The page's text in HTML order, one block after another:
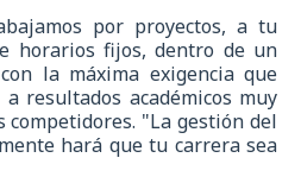
por proyectos, a tu
horarios fijos, dentro de un
la máxima exigencia que
resultados académicos muy
competidores. "La gestión del
hará que tu carrera sea